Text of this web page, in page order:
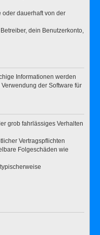
oder dauerhaft von der
dein Benutzerkonto,
Informationen werden
der Software für
grob fahrlässiges Verhalten
Vertragspflichten
Folgeschäden wie